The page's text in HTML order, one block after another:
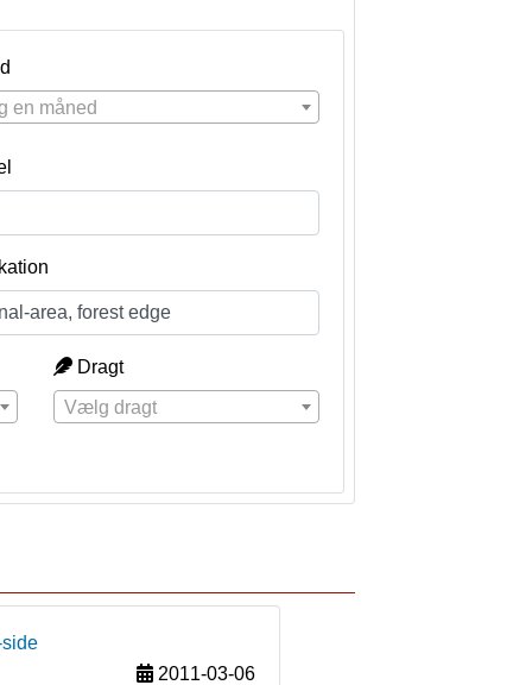
en måned
Dragt
Vælg dragt
2011-03-06